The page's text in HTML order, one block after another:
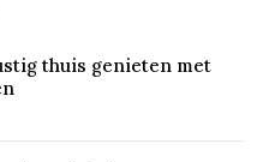
thuis genieten met